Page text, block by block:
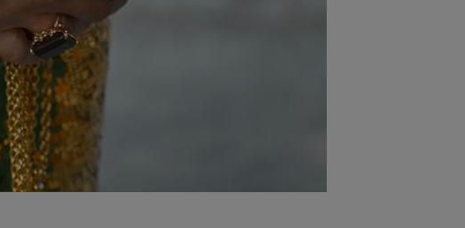
celach:
do celów identyfikacji.
i treści, pomiar reklam i treści,